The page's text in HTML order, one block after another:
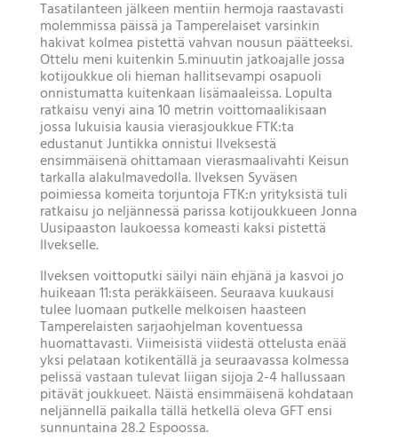
Tasatilanteen jälkeen mentiin hermoja raastavasti
molemmissa päissä ja Tamperelaiset varsinkin
hakivat kolmea pistettä vahvan nousun päätteeksi.
Ottelu meni kuitenkin 5.minuutin jatkoajalle jossa
kotijoukkue oli hieman hallitsevampi osapuoli
onnistumatta kuitenkaan lisämaaleissa. Lopulta
ratkaisu venyi aina 10 metrin voittomaalikisaan
jossa lukuisia kausia vierasjoukkue FTK:ta
edustanut Juntikka onnistui Ilveksestä
ensimmäisenä ohittamaan vierasmaalivahti Keisun
tarkalla alakulmavedolla. Ilveksen Syväsen
poimiessa komeita torjuntoja FTK:n yrityksistä tuli
ratkaisu jo neljännessä parissa kotijoukkueen Jonna
Uusipaaston laukoessa komeasti kaksi pistettä
Ilvekselle.
Ilveksen voittoputki säilyi näin ehjänä ja kasvoi jo
huikeaan 11:sta peräkkäiseen. Seuraava kuukausi
tulee luomaan putkelle melkoisen haasteen
Tamperelaisten sarjaohjelman koventuessa
huomattavasti. Viimeisistä viidestä ottelusta enää
yksi pelataan kotikentällä ja seuraavassa kolmessa
pelissä vastaan tulevat liigan sijoja 2-4 hallussaan
pitävät joukkueet. Näistä ensimmäisenä kohdataan
neljännellä paikalla tällä hetkellä oleva GFT ensi
sunnuntaina 28.2 Espoossa.